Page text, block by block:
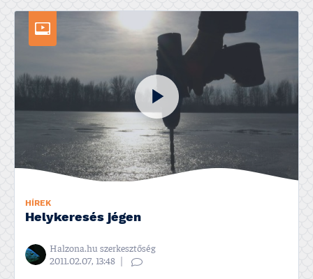
HÍREK
Helykeresés jégen
Halzona.hu szerkesztőség
2011.02.07, 13:48